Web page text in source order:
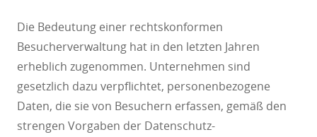
Die Bedeutung einer rechtskonformen
Besucherverwaltung hat in den letzten Jahren
erheblich zugenommen. Unternehmen sind
gesetzlich dazu verpflichtet, personenbezogene
Daten, die sie von Besuchern erfassen, gemäß den
strengen Vorgaben der Datenschutz-